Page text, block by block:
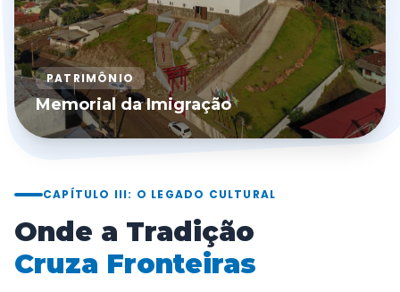
CAPÍTULO III: O LEGADO CULTURAL
Onde a Tradição
Cruza Fronteiras
PATRIMÔNIO
Memorial da Imigração